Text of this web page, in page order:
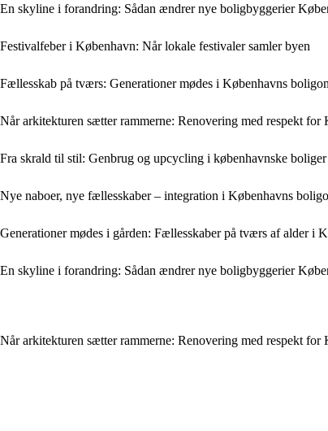
En skyline i forandring: Sådan ændrer nye boligbyggerier
Festivalfeber i København: Når lokale festivaler samler byen
Fællesskab på tværs: Generationer mødes i Københavns
Når arkitekturen sætter rammerne: Renovering med respekt for
Fra skrald til stil: Genbrug og upcycling i københavnske boliger
Nye naboer, nye fællesskaber – integration i Københavns
Generationer mødes i gården: Fællesskaber på tværs af alder i
En skyline i forandring: Sådan ændrer nye boligbyggerier
Når arkitekturen sætter rammerne: Renovering med respekt for